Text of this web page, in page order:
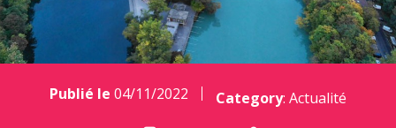
Publié le 04/11/2022 Category: Actualité